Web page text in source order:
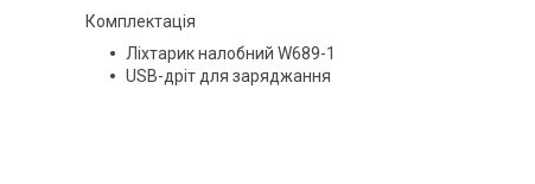
Комплектація
Ліхтарик налобний W689-1
USB-дріт для заряджання